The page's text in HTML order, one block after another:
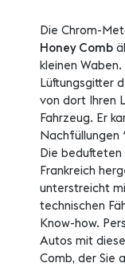
Die Chrom-
Honey Comb
kleinen
Lüftungsgitter
von dort Ihren
Fahrzeug. Er
Die bedufteten
Frankreich
unterstreicht
technischen
Know-how.
Autos mit
Comb, der Sie